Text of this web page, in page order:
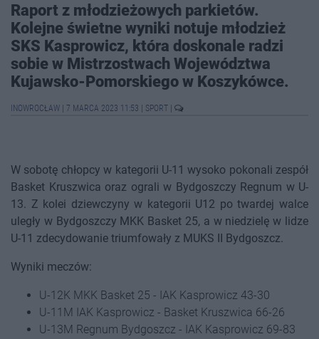
Raport z młodzieżowych parkietów.
Kolejne świetne wyniki notuje młodzież
SKS Kasprowicz, która doskonale radzi
sobie w Mistrzostwach Województwa
Kujawsko-Pomorskiego w Koszykówce.
INOWROCŁAW 7 MARCA 2023 11:53 SPORT
W sobotę chłopcy w kategorii U-11 wysoko pokonali zespół
Basket Kruszwica oraz ograli w Bydgoszczy Regnum w U-
13. Z kolei dziewczyny w kategorii U12 po twardej walce
uległy w Bydgoszczy MKK Basket 25, a w niedzielę w lidze
U-11 zdecydowanie triumfowały z MUKS II Bydgoszcz.
Wyniki meczów:
U-12K MKK Basket 25 - IAK Kasprowicz 43-30
U-11M IAK Kasprowicz - Basket Kruszwica 66-26
U-13M Regnum Bydgoszcz - IAK Kasprowicz 69-83